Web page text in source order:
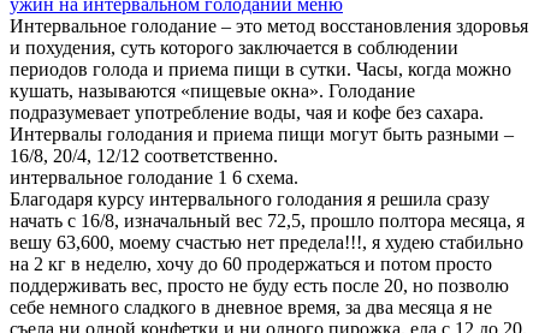
ужин на интервальном голодании меню
Интервальное голодание – это метод восстановления здоровья
и похудения, суть которого заключается в соблюдении
периодов голода и приема пищи в сутки. Часы, когда можно
кушать, называются «пищевые окна». Голодание
подразумевает употребление воды, чая и кофе без сахара.
Интервалы голодания и приема пищи могут быть разными –
16/8, 20/4, 12/12 соответственно.
интервальное голодание 1 6 схема.
Благодаря курсу интервального голодания я решила сразу
начать с 16/8, изначальный вес 72,5, прошло полтора месяца, я
вешу 63,600, моему счастью нет предела!!!, я худею стабильно
на 2 кг в неделю, хочу до 60 продержаться и потом просто
поддерживать вес, просто не буду есть после 20, но позволю
себе немного сладкого в дневное время, за два месяца я не